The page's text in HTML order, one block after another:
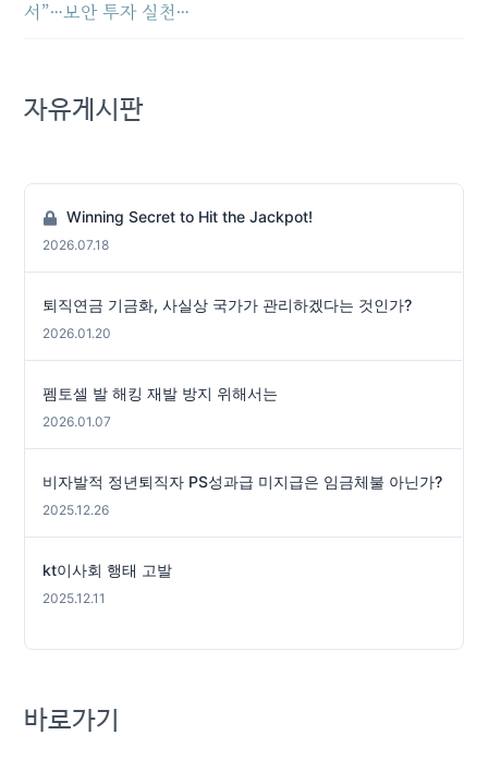
서”…보안 투자 실천…
자유게시판
Winning Secret to Hit the Jackpot!
2026.07.18
퇴직연금 기금화, 사실상 국가가 관리하겠다는 것인가?
2026.01.20
펨토셀 발 해킹 재발 방지 위해서는
2026.01.07
비자발적 정년퇴직자 PS성과급 미지급은 임금체불 아닌가?
2025.12.26
kt이사회 행태 고발
2025.12.11
바로가기